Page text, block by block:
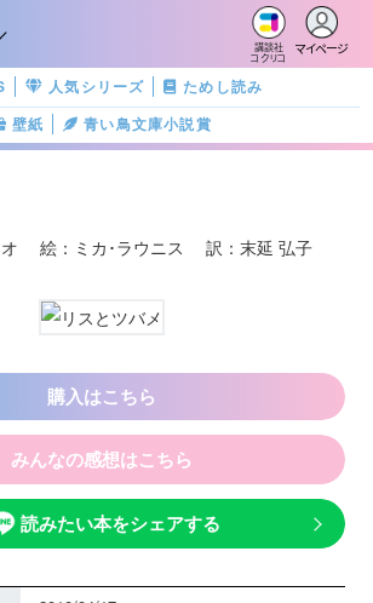
講談社
コクリコ
マイページ
人気シリーズ
ためし読み
壁紙
青い鳥文庫小説賞
オ 絵：ミカ･ラウニス 訳：末延 弘子
購入はこちら
みんなの感想はこちら
読みたい本をシェアする